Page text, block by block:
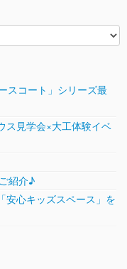
スコート」シリーズ最
ス見学会×大工体験イベ
紹介♪
安心キッズスペース」を